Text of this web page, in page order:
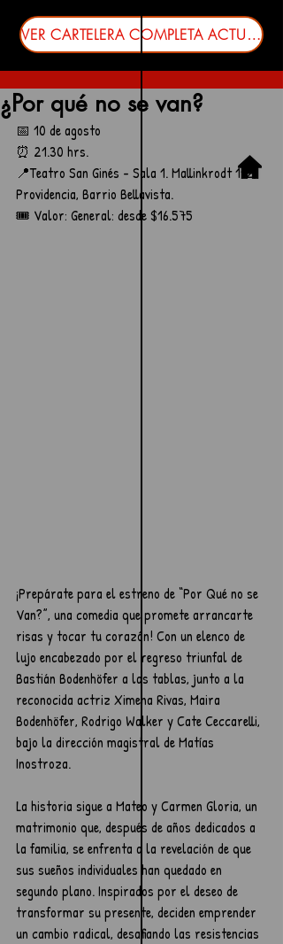
VER CARTELERA COMPLETA ACTUALIZADA
¿Por qué no se van?
📅 10 de agosto
⏰ 21.30 hrs.
📍Teatro San Ginés - Sala 1. Mallinkrodt 112,
Providencia, Barrio Bellavista.
🎟️ Valor: General: desde $16.575
¡Prepárate para el estreno de “Por Qué no se
Van?”, una comedia que promete arrancarte
risas y tocar tu corazón! Con un elenco de
lujo encabezado por el regreso triunfal de
Bastián Bodenhöfer a las tablas, junto a la
reconocida actriz Ximena Rivas, Maira
Bodenhöfer, Rodrigo Walker y Cate Ceccarelli,
bajo la dirección magistral de Matías
Inostroza.
La historia sigue a Mateo y Carmen Gloria, un
matrimonio que, después de años dedicados a
la familia, se enfrenta a la revelación de que
sus sueños individuales han quedado en
segundo plano. Inspirados por el deseo de
transformar su presente, deciden emprender
un cambio radical, desafiando las resistencias